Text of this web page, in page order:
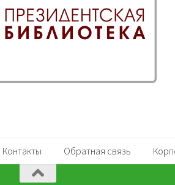
Контакты Обратная связь